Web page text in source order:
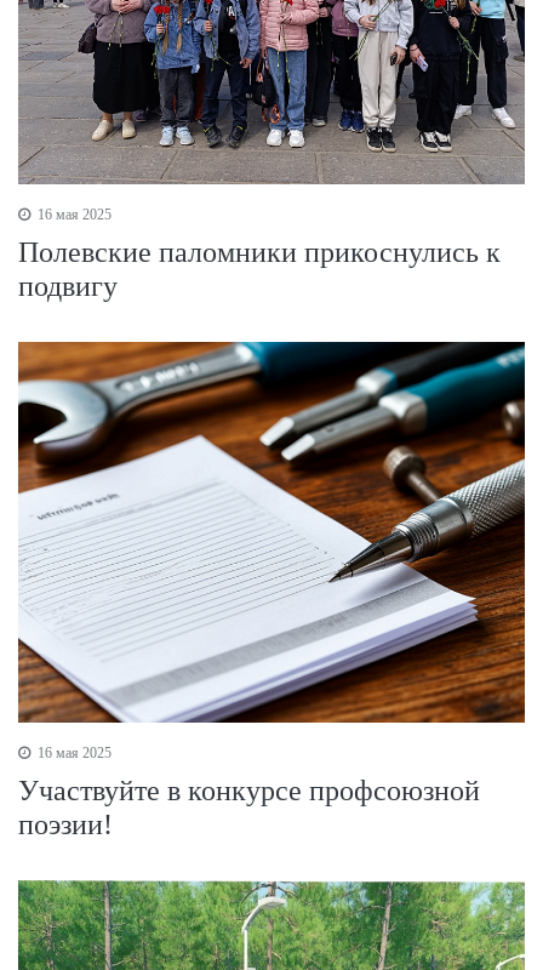
16 мая 2025
Полевские паломники прикоснулись к
подвигу
16 мая 2025
Участвуйте в конкурсе профсоюзной
поэзии!